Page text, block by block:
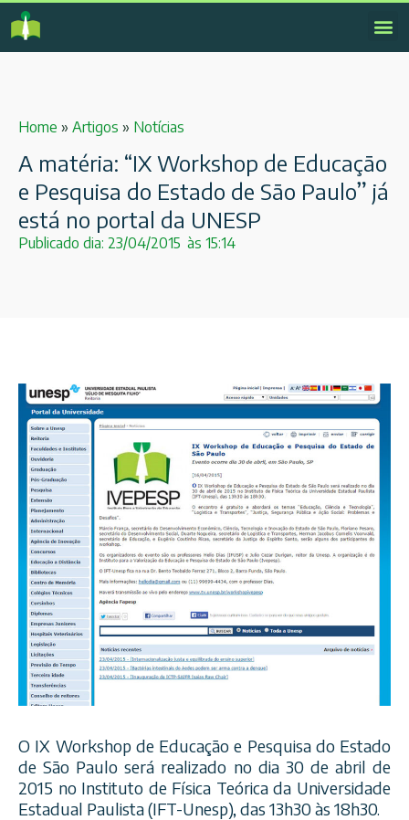
Home » Artigos » Notícias
A matéria: “IX Workshop de Educação
e Pesquisa do Estado de São Paulo” já
está no portal da UNESP
Publicado dia: 23/04/2015 às 15:14
O IX Workshop de Educação e Pesquisa do Estado
de São Paulo será realizado no dia 30 de abril de
2015 no Instituto de Física Teórica da Universidade
Estadual Paulista (IFT-Unesp), das 13h30 às 18h30.